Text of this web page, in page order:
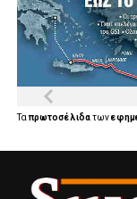
Ταπρωτοσέλιδατων